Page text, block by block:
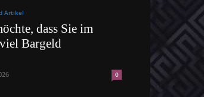
Artikel
dass Sie im
Bargeld
0